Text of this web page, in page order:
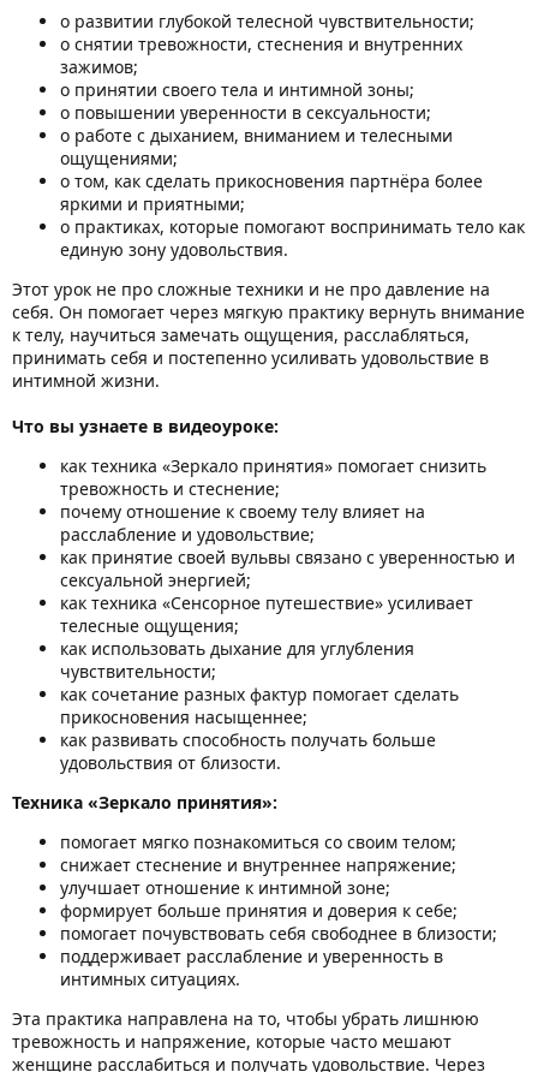
о развитии глубокой телесной чувствительности;
о снятии тревожности, стеснения и внутренних
зажимов;
о принятии своего тела и интимной зоны;
о повышении уверенности в сексуальности;
о работе с дыханием, вниманием и телесными
ощущениями;
о том, как сделать прикосновения партнёра более
яркими и приятными;
о практиках, которые помогают воспринимать тело как
единую зону удовольствия.
Этот урок не про сложные техники и не про давление на
себя. Он помогает через мягкую практику вернуть внимание
к телу, научиться замечать ощущения, расслабляться,
принимать себя и постепенно усиливать удовольствие в
интимной жизни.
Что вы узнаете в видеоуроке:
как техника «Зеркало принятия» помогает снизить
тревожность и стеснение;
почему отношение к своему телу влияет на
расслабление и удовольствие;
как принятие своей вульвы связано с уверенностью и
сексуальной энергией;
как техника «Сенсорное путешествие» усиливает
телесные ощущения;
как использовать дыхание для углубления
чувствительности;
как сочетание разных фактур помогает сделать
прикосновения насыщеннее;
как развивать способность получать больше
удовольствия от близости.
Техника «Зеркало принятия»:
помогает мягко познакомиться со своим телом;
снижает стеснение и внутреннее напряжение;
улучшает отношение к интимной зоне;
формирует больше принятия и доверия к себе;
помогает почувствовать себя свободнее в близости;
поддерживает расслабление и уверенность в
интимных ситуациях.
Эта практика направлена на то, чтобы убрать лишнюю
тревожность и напряжение, которые часто мешают
женщине расслабиться и получать удовольствие. Через